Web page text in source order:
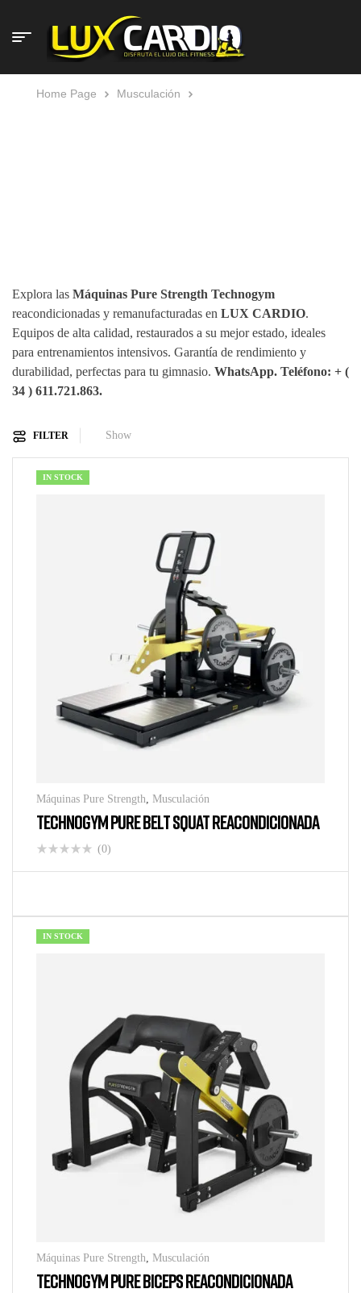
Home Page Musculación
Explora las Máquinas Pure Strength Technogym
reacondicionadas y remanufacturadas en LUX CARDIO.
Equipos de alta calidad, restaurados a su mejor estado, ideales
para entrenamientos intensivos. Garantía de rendimiento y
durabilidad, perfectas para tu gimnasio. WhatsApp. Teléfono: + (
34 ) 611.721.863.
FILTER Show
IN STOCK
Máquinas Pure Strength, Musculación
TECHNOGYM PURE BELT SQUAT REACONDICIONADA
(0)
IN STOCK
Máquinas Pure Strength Musculación
TECHNOGYM PURE BICEPS REACONDICIONADA